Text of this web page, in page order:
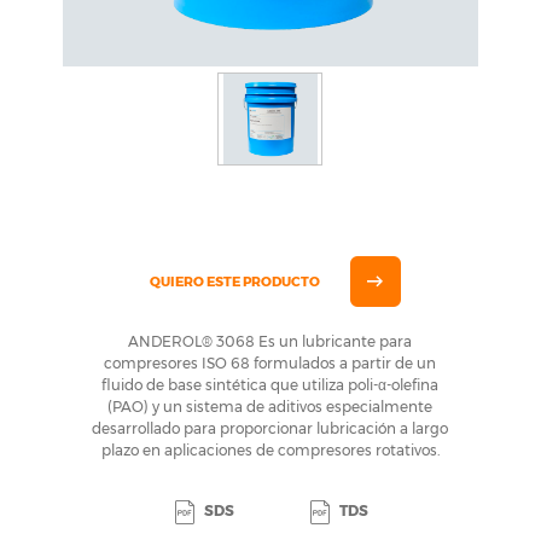
QUIERO ESTE PRODUCTO
ANDEROL® 3068 Es un lubricante para
compresores ISO 68 formulados a partir de un
fluido de base sintética que utiliza poli-α-olefina
(PAO) y un sistema de aditivos especialmente
desarrollado para proporcionar lubricación a largo
plazo en aplicaciones de compresores rotativos.
SDS TDS